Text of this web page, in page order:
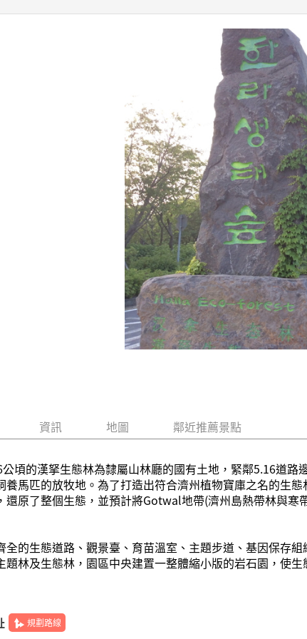
資訊 地圖 鄰近推薦景點
頃的漢拏生態林為隸屬山林廳的國有土地，緊鄰5.16道
養馬匹的放牧地。為了打造出符合濟州植物寶庫之名的生
還原了整個生態，並預計將Gotwal地帶(濟州島熱帶林與
全的生態道路、觀景臺、育苗溫室、主題步道、基因保存
題林及生態林，園區中央建置一整體縮小版的岩石園，使
規劃路線